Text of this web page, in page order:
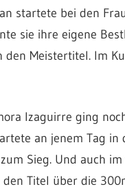
startete bei den
sie ihre eigene
den Meistertitel. Im
Izaguirre ging
an jenem Tag
Sieg. Und auch
den Titel über die